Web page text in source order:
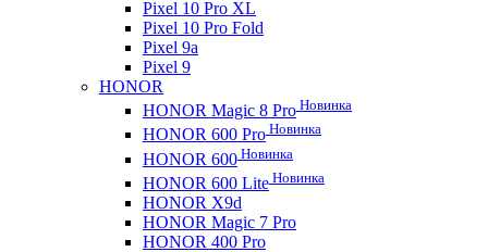
Pixel 10 Pro XL
Pixel 10 Pro Fold
Pixel 9a
Pixel 9
HONOR
HONOR Magic 8 Pro Новинка
HONOR 600 Pro Новинка
HONOR 600 Новинка
HONOR 600 Lite Новинка
HONOR X9d
HONOR Magic 7 Pro
HONOR 400 Pro